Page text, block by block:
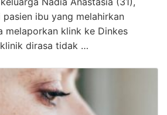
ibu yang melahirkan
melaporkan klink ke Dinkes
dirasa tidak …